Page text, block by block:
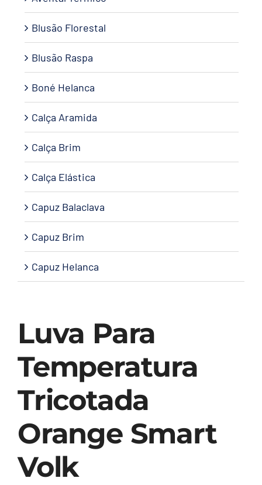
Luva Para
Temperatura
Tricotada
Orange Smart
Volk
Blusão Florestal
Blusão Raspa
Boné Helanca
Calça Aramida
Calça Brim
Calça Elástica
Capuz Balaclava
Capuz Brim
Capuz Helanca